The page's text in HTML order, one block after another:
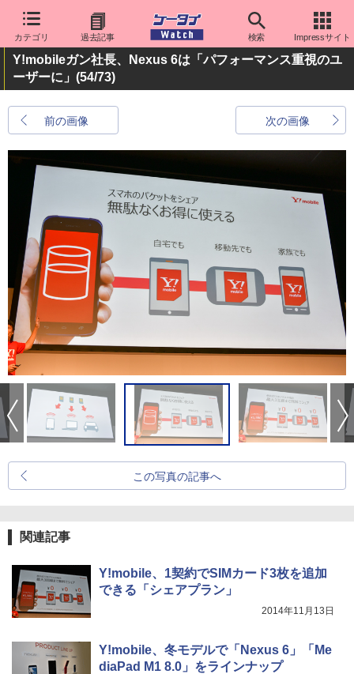
カテゴリ 過去記事 検索 Impressサイト
Y!mobileガン社長、Nexus 6は「パフォーマンス重視のユ
ーザーに」 (54/73)
前の画像 次の画像
この写真の記事へ
関連記事
Y!mobile、1契約でSIMカード3枚を追加
できる「シェアプラン」
2014年11月13日
Y!mobile、冬モデルで「Nexus 6」「Me
diaPad M1 8.0」をラインナップ